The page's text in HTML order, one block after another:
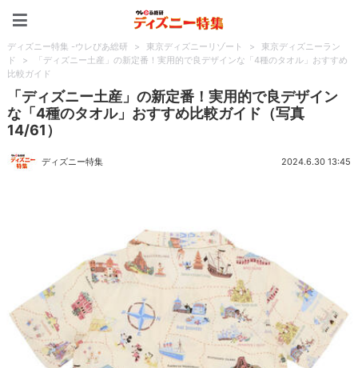
ディズニー特集 -ウレぴあ総研 > 東京ディズニーリゾート >
東京ディズニーラン
ド
>
「ディズニー土産」の新定番！実用的で良デザインな「4種のタオル」おすすめ
比較ガイド
「ディズニー土産」の新定番！実用的で良デザイン
な「4種のタオル」おすすめ比較ガイド（写真
14/61）
ディズニー特集 2024.6.30 13:45